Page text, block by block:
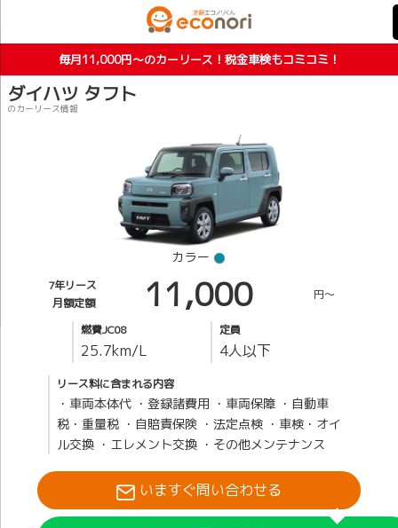
毎月11,000円〜のカーリース！税金車検もコミコミ！
ダイハツ タフト
のカーリース情報
カラー
7年リース
月額定額
11,000 円～
燃費JC08
25.7km/L
定員
4人以下
リース料に含まれる内容
・車両本体代 ・登録諸費用 ・車両保障 ・自動車
税・重量税 ・自賠責保険 ・法定点検 ・車検・オイ
ル交換 ・エレメント交換 ・その他メンテナンス
いますぐ問い合わせる